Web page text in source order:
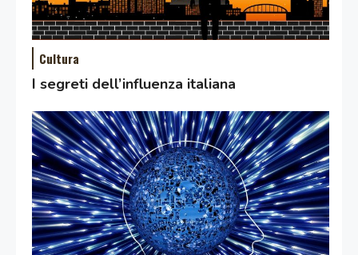
Cultura
I segreti dell’influenza italiana